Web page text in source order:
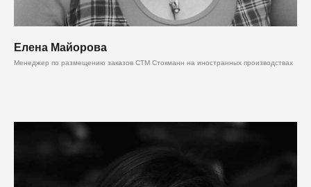
Елена Майорова
Менеджер по размещению заказов СТМ Стокманн на иностранных производствах